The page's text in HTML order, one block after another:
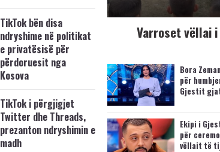
TikTok bën disa
ndryshime në politikat
e privatësisë për
përdoruesit nga
Kosova
TikTok i përgjigjet
Twitter dhe Threads,
prezanton ndryshimin e
madh
Varroset vëllai
Bora
për
Gjestit
Ekipi i
për
vëllait të